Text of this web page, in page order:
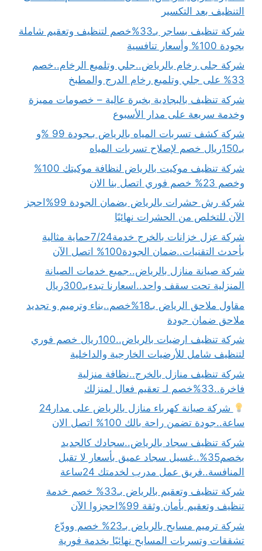
التنظيف بعد التكسير
شركة تنظيف بساجر بـ33%خصم لتنظيف وتعقيم شاملة
بجودة 100% وأسعار تنافسية
شركة جلى رخام بالرياض..جلي وتلميع الرخام..خصم
33% على جلي وتلميع رخام الدرج والمطبخ
شركة تنظيف بالبجادية بخبرة عالية – خصومات مميزة
وخدمة سريعة على مدار الأسبوع
شركة كشف تسربات المياه بالرياض بـجودة 99 %و
بـ150ريال خصم لإصلاح تسربات المياه
شركة تنظيف موكيت بالرياض لنظافة موكيتك 100%
وخصم 23% خصم فوري اتصل بنا الان
شركة رش حشرات بالرياض بضمان الجودة 99%احجز
الآن للتخلص من الحشرات نهائيًا
شركة عزل خزانات بالخرج خدمة7/24حماية مثالية
بأحدث التقنيات..ضمان الجودة100% اتصل الآن
شركة صيانة منازل بالرياض..جميع خدمات الصيانة
المنزلية تحت سقف واحد..اسعارنا تبدءبـ300ريال
مقاول ملاحق الرياض بـ18%خصم..بناء وترميم و تجديد
ملاحق ضمان جودة
شركة تنظيف ارضيات بالرياض..100ريال خصم فوري
لتنظيف شامل للأرضيات الخارجية والداخلية
شركة تنظيف منازل بالخرج..نظافة منزلية
فاخرة..33%خصم لـ تعقيم فعال لمنزلك
شركة صيانة كهرباء منازل بالرياض على مدار24
ساعة..جودة تضمن راحة بالك 100% اتصل الان
شركة تنظيف سجاد بالرياض..سجادك كالجديد
بخصم35%..غسيل سجاد عميق بأسعار لا تقبل
المنافسة..فريق عمل مدرب لخدمتك 24ساعة
شركة تنظيف وتعقيم بالرياض بـ33% خصم خدمة
تنظيف وتعقيم بأمان وثقة 99%احجزوا الآن
شركة ترميم مسابح بالرياض بـ23% خصم وودّع
تشققات وتسربات المسابح نهائيًا بخدمة فورية